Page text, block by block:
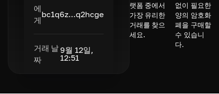
에
게
bc1q6z...q2hcge
거래 날
짜
9월 12일,
12:51
랫폼 중에서
가장 유리한
거래를 찾으
세요.
없이 필요한
양의 암호화
폐을 구매할
수 있습니
다.